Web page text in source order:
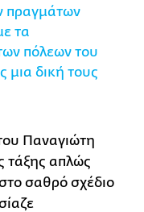
πραγμάτων
τα
πόλεων του
μια δική τους
Παναγιώτη
τάξης απλώς
σαθρό σχέδιο